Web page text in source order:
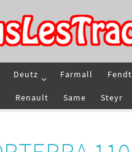
Deutz Farmall Fendt
Renault Same Steyr